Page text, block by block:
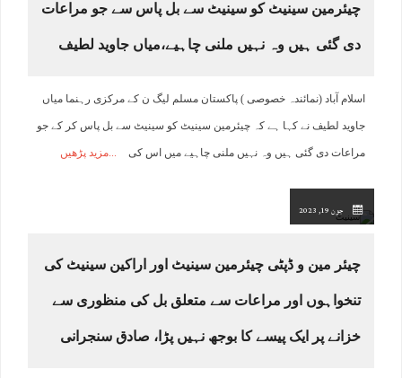
چیئرمین سینیٹ کو سینیٹ سے بل پاس سے جو مراعات
دی گئی ہیں وہ نہیں ملنی چاہیے،میاں جاوید لطیف
اسلام آباد (نمائندہ خصوصی ) پاکستان مسلم لیگ ن کے مرکزی رہنما میاں
جاوید لطیف نے کہا ہے کہ چیئرمین سینیٹ کو سینیٹ سے بل پاس کر کے جو
مراعات دی گئی ہیں وہ نہیں ملنی چاہیے میں اس کی مزید پڑھیں
جون 19, 2023
چیئر مین و ڈپٹی چیئرمین سینیٹ اور اراکین سینیٹ کی
تنخواہوں اور مراعات سے متعلق بل کی منظوری سے
خزانے پر ایک پیسے کا بوجھ نہیں پڑا، صادق سنجرانی